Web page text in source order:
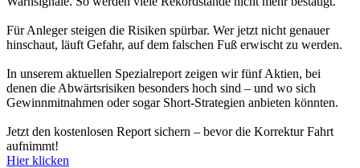
Für Anleger steigen die Risiken spürbar. Wer jetzt nicht genauer
hinschaut, läuft Gefahr, auf dem falschen Fuß erwischt zu werden.
In unserem aktuellen Spezialreport zeigen wir fünf Aktien, bei
denen die Abwärtsrisiken besonders hoch sind – und wo sich
Gewinnmitnahmen oder sogar Short-Strategien anbieten könnten.
Jetzt den kostenlosen Report sichern – bevor die Korrektur Fahrt
aufnimmt!
Hier klicken